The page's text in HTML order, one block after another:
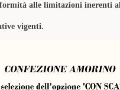
alle limitazioni inerenti
vigenti.